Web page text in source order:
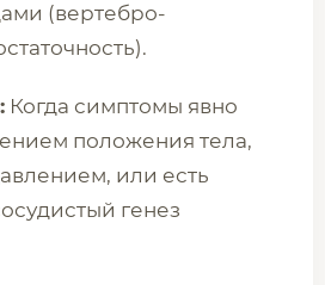
(вертебро-
Когда симптомы явно
положения тела,
или есть
генез